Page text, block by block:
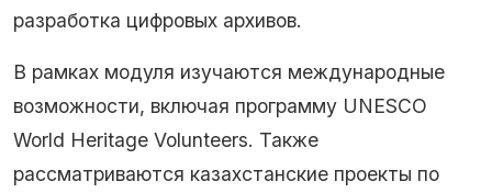
разработка цифровых архивов.
В рамках модуля изучаются международные
возможности, включая программу UNESCO
World Heritage Volunteers. Также
рассматриваются казахстанские проекты по